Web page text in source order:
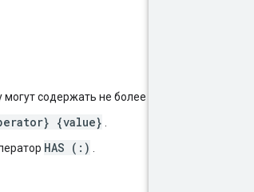
содержать не более одного ограничения.
{value}
HAS (:)